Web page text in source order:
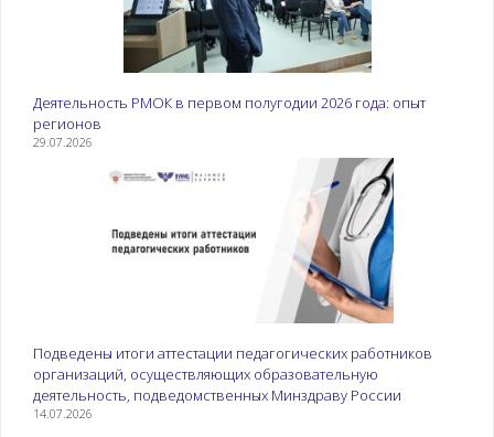
Деятельность РМОК в первом полугодии 2026 года: опыт
регионов
29.07.2026
Подведены итоги аттестации педагогических работников
организаций, осуществляющих образовательную
деятельность, подведомственных Минздраву России
14.07.2026